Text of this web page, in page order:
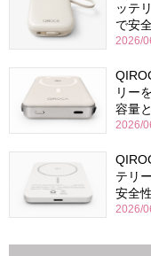
ッテ
で安
2026/
リー
容量
2026/
テリ
安全
2026/